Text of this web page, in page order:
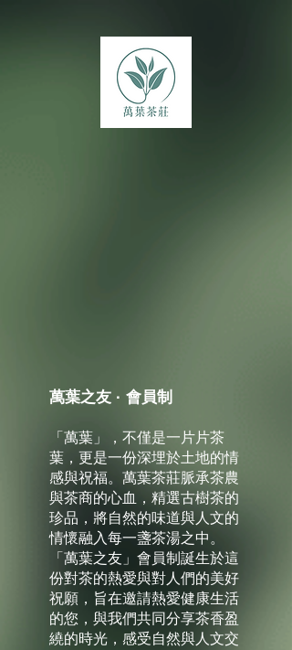
萬葉之友 · 會員制
「萬葉」，不僅是一片片茶
葉，更是一份深埋於土地的情
感與祝福。萬葉茶莊脈承茶農
與茶商的心血，精選古樹茶的
珍品，將自然的味道與人文的
情懷融入每一盞茶湯之中。
「萬葉之友」會員制誕生於這
份對茶的熱愛與對人們的美好
祝願，旨在邀請熱愛健康生活
的您，與我們共同分享茶香盈
繞的時光，感受自然與人文交